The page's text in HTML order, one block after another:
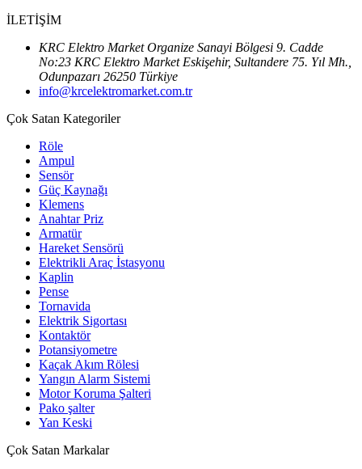
İLETİŞİM
KRC Elektro Market Organize Sanayi Bölgesi 9. Cadde
No:23 KRC Elektro Market Eskişehir, Sultandere 75. Yıl Mh.,
Odunpazarı 26250 Türkiye
info@krcelektromarket.com.tr
Çok Satan Kategoriler
Röle
Ampul
Sensör
Güç Kaynağı
Klemens
Anahtar Priz
Armatür
Hareket Sensörü
Elektrikli Araç İstasyonu
Kaplin
Pense
Tornavida
Elektrik Sigortası
Kontaktör
Potansiyometre
Kaçak Akım Rölesi
Yangın Alarm Sistemi
Motor Koruma Şalteri
Pako şalter
Yan Keski
Çok Satan Markalar